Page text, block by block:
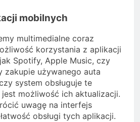
mobilnych
multimedialne coraz
korzystania z aplikacji
Spotify, Apple Music, czy
zakupie używanego auta
system obsługuje te
możliwość ich aktualizacji.
uwagę na interfejs
obsługi tych aplikacji.